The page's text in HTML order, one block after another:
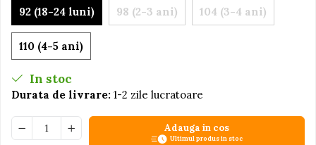
Jocuri de indemanare
Jocuri sportive
Jucarii educative din lemn
Motociclete
Muzica si instrumente
Pistoale
92 (18-24 luni)
98 (2-3 ani) 104 (3-4 ani)
110 (4-5 ani)
In stoc
Durata de livrare: 1-2 zile lucratoare
Adauga in cos
Ultimul produs in stoc